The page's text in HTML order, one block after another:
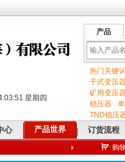
星期四
产品
输热门关键
干式变压
矿用变压
稳压器
TND稳压
心 产品世界 订货流程
购